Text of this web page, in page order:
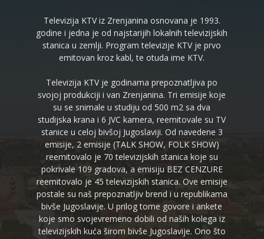
Televizija KTV iz Zrenjanina osnovana je 1993.
godine i jedna je od najstarijih lokalnih televizijskih
stanica u zemlji. Program televizije KTV je prvo
emitovan kroz kabl, te otuda ime KTV.
Televizija KTV je godinama prepoznatljiva po
svojoj produkciji i van Zrenjanina. Tri emisije koje
su se snimale u studiju od 500 m2 sa dva
studijska krana i 6 JVC kamera, reemitovale su TV
stanice u celoj bivšoj Jugoslaviji. Od navedene 3
emisije, 2 emisije (TALK SHOW, FOLK SHOW)
reemitovalo je 70 televizijskih stanica koje su
pokrivale 109 gradova, a emisiju BEZ CENZURE
reemitovalo je 45 televizijskih stanica. Ove emisije
postale su naš prepoznatljiv brend i u republikama
bivše Jugoslavije. U prilog tome govore i ankete
koje smo svojevremeno dobili od naših kolega iz
televizijskih kuća širom bivše Jugoslavije. Ono što